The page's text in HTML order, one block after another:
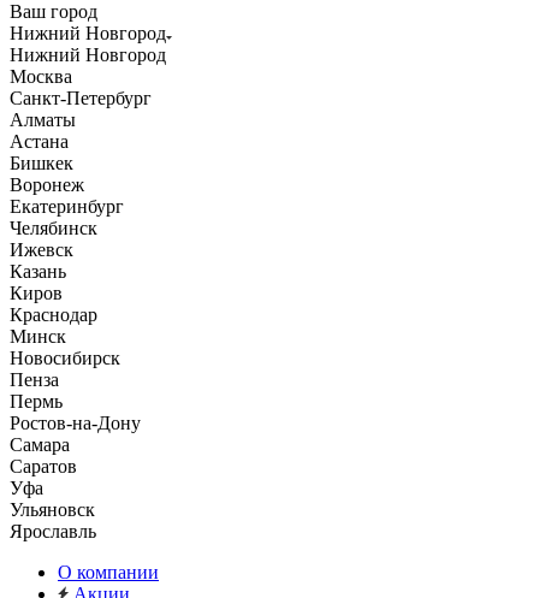
Ваш город
Нижний Новгород
Нижний Новгород
Москва
Санкт-Петербург
Алматы
Астана
Бишкек
Воронеж
Екатеринбург
Челябинск
Ижевск
Казань
Киров
Краснодар
Минск
Новосибирск
Пенза
Пермь
Ростов-на-Дону
Самара
Саратов
Уфа
Ульяновск
Ярославль
О компании
Акции